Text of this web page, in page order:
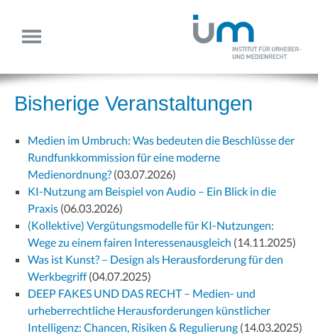
Bisherige Veranstaltungen
Medien im Umbruch: Was bedeuten die Beschlüsse der
Rundfunkkommission für eine moderne
Medienordnung? (03.07.2026)
KI-Nutzung am Beispiel von Audio – Ein Blick in die
Praxis (06.03.2026)
(Kollektive) Vergütungsmodelle für KI-Nutzungen:
Wege zu einem fairen Interessenausgleich (14.11.2025)
Was ist Kunst? – Design als Herausforderung für den
Werkbegriff(04.07.2025)
DEEP FAKES UND DAS RECHT – Medien- und
urheberrechtliche Herausforderungen künstlicher
Intelligenz: Chancen, Risiken & Regulierung (14.03.2025)